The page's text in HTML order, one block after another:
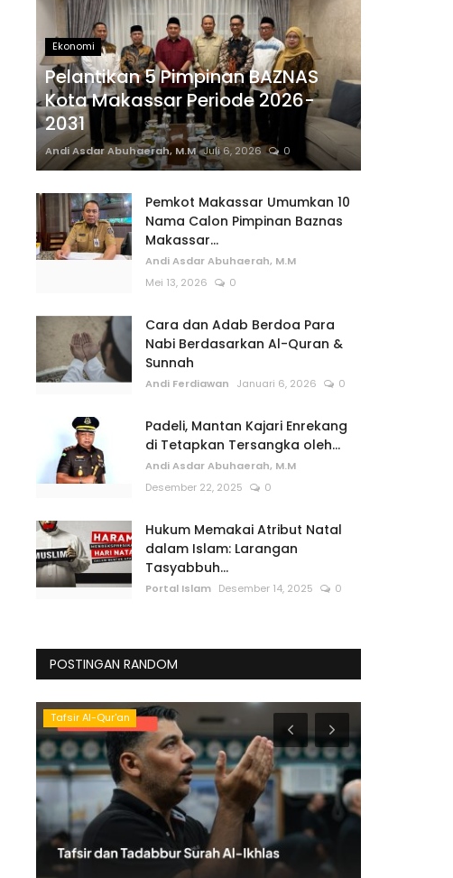
Ekonomi
Pelantikan 5 Pimpinan BAZNAS
Kota Makassar Periode 2026-
2031
Andi Asdar Abuhaerah, M.M Juli 6, 2026 0
Pemkot Makassar Umumkan 10
Nama Calon Pimpinan Baznas
Makassar...
Andi Asdar Abuhaerah, M.M
Mei 13, 2026
0
Cara dan Adab Berdoa Para
Nabi Berdasarkan Al-Quran &
Sunnah
Andi Ferdiawan Januari 6, 2026 0
Padeli, Mantan Kajari Enrekang
di Tetapkan Tersangka oleh...
Andi Asdar Abuhaerah, M.M
Desember 22, 2025
0
Hukum Memakai Atribut Natal
dalam Islam: Larangan
Tasyabbuh...
Portal Islam Desember 14, 2025 0
POSTINGAN RANDOM
Tips Sehat